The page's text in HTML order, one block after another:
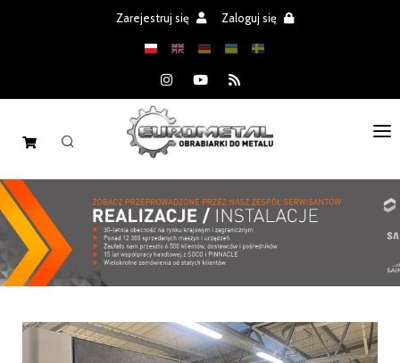
Zarejestruj się Zaloguj się
STRONA GŁÓWNA
MASZYNY
CZĘŚCI
PROMOCJE